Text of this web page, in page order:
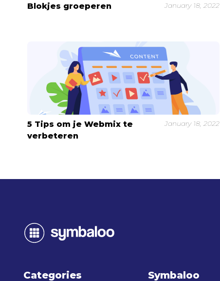
Blokjes groeperen January 18, 2022
5 Tips om je Webmix te
verbeteren
January 18, 2022
Categories Symbaloo